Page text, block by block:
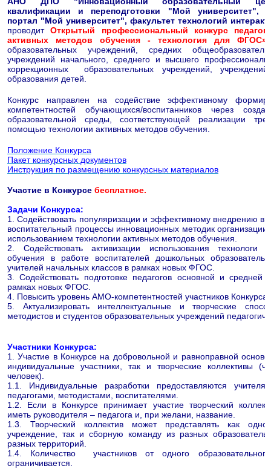
квалификации и переподготовки "Мой университет",
портал "Мой университет", факультет технологий
проводитОткрытый профессиональный
конкурс
активных методов обучения - технология для ФГОС»
образовательных учреждений, средних
учреждений начального, среднего и высшего
коррекционных образовательных учреждений, учреждений
образования детей.
Конкурс направлен на содействие эффективному
компетентностей обучающихся/воспитанников через
образовательной среды, соответствующей реализации
помощью технологии активных методов обучения.
Положение Конкурса
Пакет конкурсных документов
Инструкция по размещению конкурсных материалов
Участие в Конкурсе бесплатное.
Задачи Конкурса:
1. Содействовать популяризации и эффективному внедрению в
воспитательный процессы инновационных методик организации
использованием технологии активных методов обучения.
2. Содействовать активизации использования технологи
обучения в работе воспитателей дошкольных
учителей начальных классов в рамках новых ФГОС.
3. Содействовать подготовке педагогов основной и
рамках новых ФГОС.
4. Повысить уровень АМО-компетентностей участников Конкурса.
5. Актуализировать интеллектуальные и творческие
методистов и студентов образовательных учреждений
Участники Конкурса:
1. Участие в Конкурсе на добровольной и равноправной основе
индивидуальные участники, так и творческие коллективы
человек).
1.1. Индивидуальные разработки предоставляются
педагогами, методистами, воспитателями.
1.2. Если в Конкурсе принимает участие творческий
иметь руководителя – педагога и, при желани, название.
1.3. Творческий коллектив может представлять как одно
учреждение, так и сборную команду из разных
разных территорий.
1.4. Количество участников от одного
ограничивается.